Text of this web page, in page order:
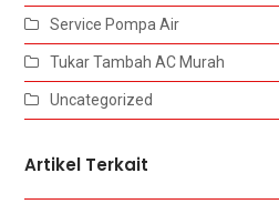
Service Pompa Air
Tukar Tambah AC Murah
Uncategorized
Artikel Terkait